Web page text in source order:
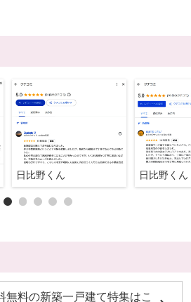
日比野くん 日比野くん
無料の新築一戸建て特集はこ